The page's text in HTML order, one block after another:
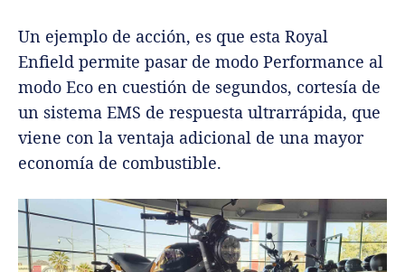
Un ejemplo de acción, es que esta Royal
Enfield permite pasar de modo Performance al
modo Eco en cuestión de segundos, cortesía de
un sistema EMS de respuesta ultrarrápida, que
viene con la ventaja adicional de una mayor
economía de combustible.